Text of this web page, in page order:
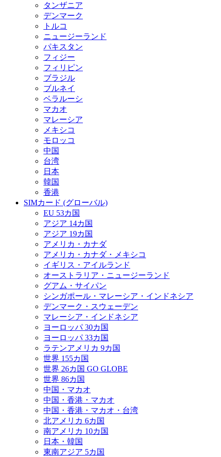
タンザニア
デンマーク
トルコ
ニュージーランド
パキスタン
フィジー
フィリピン
ブラジル
ブルネイ
ベラルーシ
マカオ
マレーシア
メキシコ
モロッコ
中国
台湾
日本
韓国
香港
SIMカード (グローバル)
EU 53カ国
アジア 14カ国
アジア 19カ国
アメリカ・カナダ
アメリカ・カナダ・メキシコ
イギリス・アイルランド
オーストラリア・ニュージーランド
グアム・サイパン
シンガポール・マレーシア・インドネシア
デンマーク・スウェーデン
マレーシア・インドネシア
ヨーロッパ 30カ国
ヨーロッパ 33カ国
ラテンアメリカ 9カ国
世界 155カ国
世界 26カ国 GO GLOBE
世界 86カ国
中国・マカオ
中国・香港・マカオ
中国・香港・マカオ・台湾
北アメリカ 6カ国
南アメリカ 10カ国
日本・韓国
東南アジア 5カ国